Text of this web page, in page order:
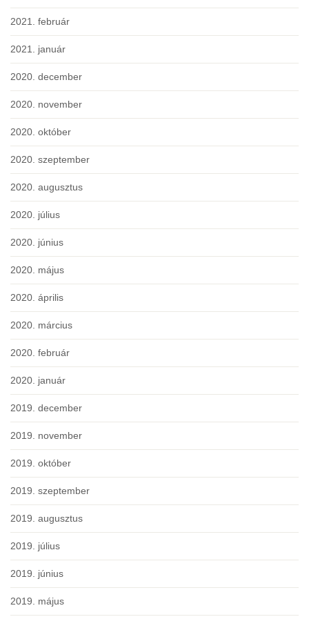
2021. február
2021. január
2020. december
2020. november
2020. október
2020. szeptember
2020. augusztus
2020. július
2020. június
2020. május
2020. április
2020. március
2020. február
2020. január
2019. december
2019. november
2019. október
2019. szeptember
2019. augusztus
2019. július
2019. június
2019. május